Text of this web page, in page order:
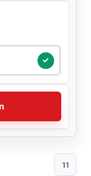
bevorzugtes
11